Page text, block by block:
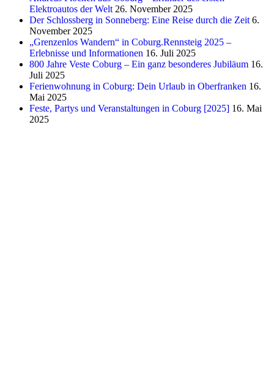
Elektroautos der Welt 26. November 2025
Der Schlossberg in Sonneberg: Eine Reise durch die Zeit 6.
November 2025
„Grenzenlos Wandern“ in Coburg.Rennsteig 2025 –
Erlebnisse und Informationen 16. Juli 2025
800 Jahre Veste Coburg – Ein ganz besonderes Jubiläum 16.
Juli 2025
Ferienwohnung in Coburg: Dein Urlaub in Oberfranken 16.
Mai 2025
Feste, Partys und Veranstaltungen in Coburg [2025] 16. Mai
2025